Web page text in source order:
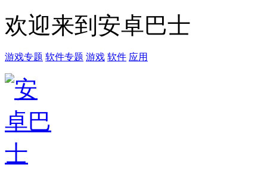
欢迎来到安卓巴士
游戏专题 软件专题 游戏 软件 应用